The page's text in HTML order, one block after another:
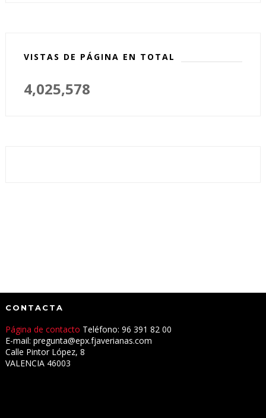
VISTAS DE PÁGINA EN TOTAL
4,025,578
CONTACTA
Página de contacto Teléfono: 96 391 82 00
E-mail: pregunta@epx.fjaverianas.com
Calle Pintor López, 8
VALENCIA 46003